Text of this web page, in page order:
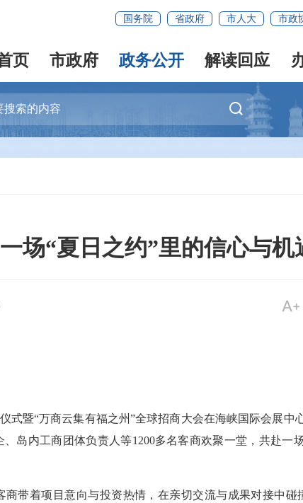
国务院 省政府 市人大 市政
页 市政府 政务公开 解读回应
场“夏日之约”里的信心与机

式暨“万商云集有福之州”全球招商大会在海峡国际会展中
岛内工商团体负责人等1200多名客商欢聚一堂，共赴一
带着项目意向与投资热情，在亲切交流与成果对接中碰